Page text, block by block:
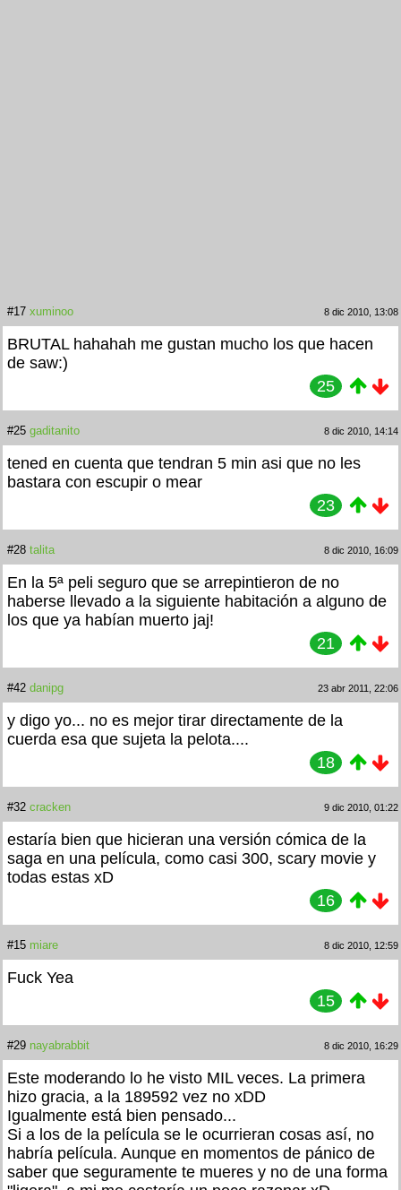
#17 xuminoo 8 dic 2010, 13:08
BRUTAL hahahah me gustan mucho los que hacen
de saw:)
25
#25 gaditanito 8 dic 2010, 14:14
tened en cuenta que tendran 5 min asi que no les
bastara con escupir o mear
23
#28 talita 8 dic 2010, 16:09
En la 5ª peli seguro que se arrepintieron de no
haberse llevado a la siguiente habitación a alguno de
los que ya habían muerto jaj!
21
#42 danipg 23 abr 2011, 22:06
y digo yo... no es mejor tirar directamente de la
cuerda esa que sujeta la pelota....
18
#32 cracken 9 dic 2010, 01:22
estaría bien que hicieran una versión cómica de la
saga en una película, como casi 300, scary movie y
todas estas xD
16
#15 miare 8 dic 2010, 12:59
Fuck Yea
15
#29 nayabrabbit 8 dic 2010, 16:29
Este moderando lo he visto MIL veces. La primera
hizo gracia, a la 189592 vez no xDD
Igualmente está bien pensado...
Si a los de la película se le ocurrieran cosas así, no
habría película. Aunque en momentos de pánico de
saber que seguramente te mueres y no de una forma